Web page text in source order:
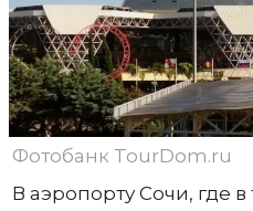
Фотобанк TourDom.ru
В аэропорту Сочи, где